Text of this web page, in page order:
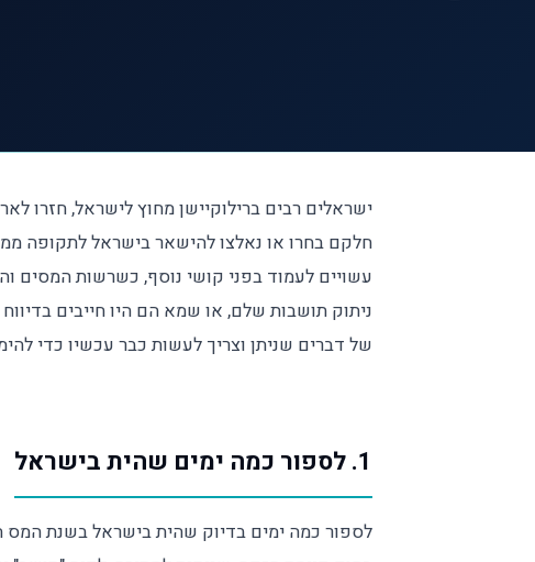
ישראלים רבים ברילוקיישן מחוץ לישראל, חזרו
חלקם בחרו או נאלצו להישאר בישראל לתקופה
עשויים לעמוד בפני קושי נוסף, כשרשות המסים
ניתוק תושבות שלם, או שמא הם היו חייבים
של דברים שניתן וצריך לעשות כבר עכשיו כדי
1. לספור כמה ימים שהית בישראל